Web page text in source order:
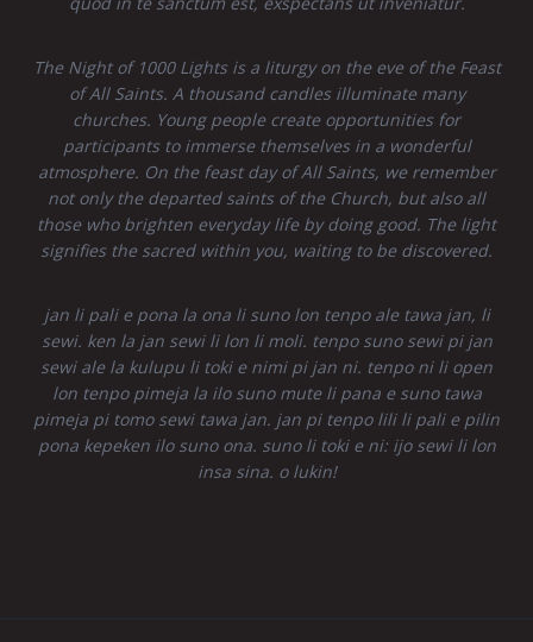
The Night of 1000 Lights is a liturgy on the eve of the Feast
of All Saints. A thousand candles illuminate many
churches. Young people create opportunities for
participants to immerse themselves in a wonderful
atmosphere. On the feast day of All Saints, we remember
not only the departed saints of the Church, but also all
those who brighten everyday life by doing good. The light
signifies the sacred within you, waiting to be discovered.
jan li pali e pona la ona li suno lon tenpo ale tawa jan, li
sewi. ken la jan sewi li lon li moli. tenpo suno sewi pi jan
sewi ale la kulupu li toki e nimi pi jan ni. tenpo ni li open
lon tenpo pimeja la ilo suno mute li pana e suno tawa
pimeja pi tomo sewi tawa jan. jan pi tenpo lili li pali e pilin
pona kepeken ilo suno ona. suno li toki e ni: ijo sewi li lon
insa sina. o lukin!